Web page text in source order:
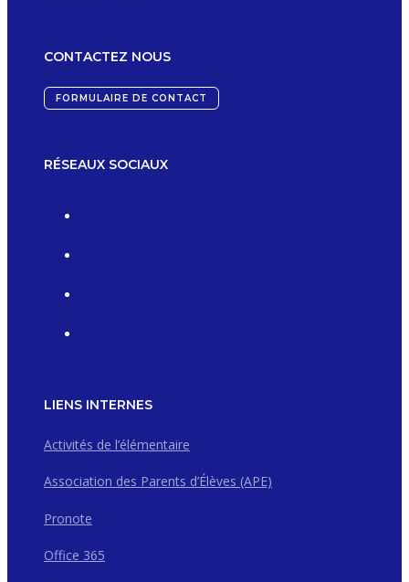
CONTACTEZ NOUS
FORMULAIRE DE CONTACT
RÉSEAUX SOCIAUX
LIENS INTERNES
Activités de l’élémentaire
Association des Parents d’Élèves (APE)
Pronote
Office 365